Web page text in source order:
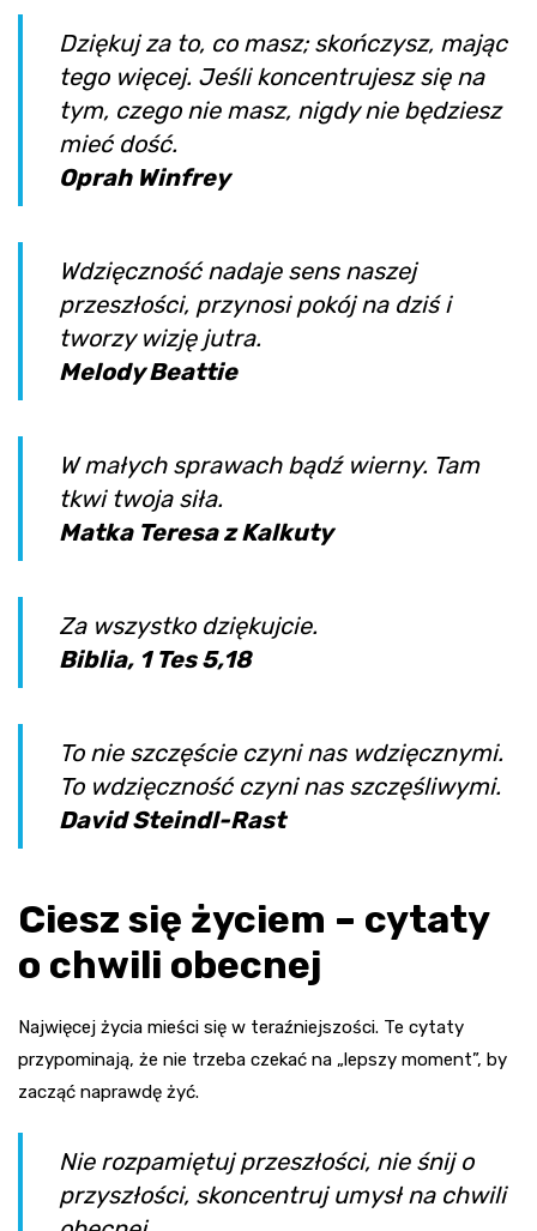
Dziękuj za to, co masz; skończysz, mając
tego więcej. Jeśli koncentrujesz się na
tym, czego nie masz, nigdy nie będziesz
mieć dość.
Oprah Winfrey
Wdzięczność nadaje sens naszej
przeszłości, przynosi pokój na dziś i
tworzy wizję jutra.
Melody Beattie
W małych sprawach bądź wierny. Tam
tkwi twoja siła.
Matka Teresa z Kalkuty
Za wszystko dziękujcie.
Biblia, 1 Tes 5,18
To nie szczęście czyni nas wdzięcznymi.
To wdzięczność czyni nas szczęśliwymi.
David Steindl-Rast
Ciesz się życiem – cytaty
o chwili obecnej
Najwięcej życia mieści się w teraźniejszości. Te cytaty
przypominają, że nie trzeba czekać na „lepszy moment”, by
zacząć naprawdę żyć.
Nie rozpamiętuj przeszłości, nie śnij o
przyszłości, skoncentruj umysł na chwili